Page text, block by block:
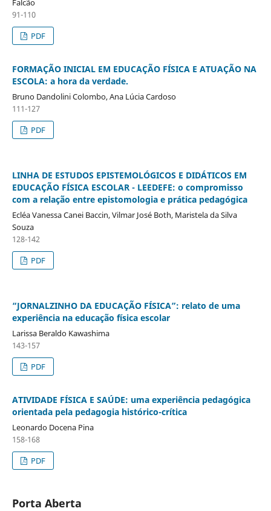
Falcão
91-110
PDF
FORMAÇÃO INICIAL EM EDUCAÇÃO FÍSICA E ATUAÇÃO NA
ESCOLA: a hora da verdade.
Bruno Dandolini Colombo, Ana Lúcia Cardoso
111-127
PDF
LINHA DE ESTUDOS EPISTEMOLÓGICOS E DIDÁTICOS EM
EDUCAÇÃO FÍSICA ESCOLAR - LEEDEFE: o compromisso
com a relação entre epistomologia e prática pedagógica
Ecléa Vanessa Canei Baccin, Vilmar José Both, Maristela da Silva
Souza
128-142
PDF
“JORNALZINHO DA EDUCAÇÃO FÍSICA”: relato de uma
experiência na educação física escolar
Larissa Beraldo Kawashima
143-157
PDF
ATIVIDADE FÍSICA E SAÚDE: uma experiência pedagógica
orientada pela pedagogia histórico-crítica
Leonardo Docena Pina
158-168
PDF
Porta Aberta